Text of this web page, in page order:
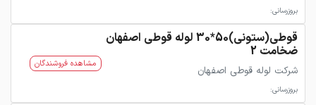
بروزرسانی:
قوطی(ستونی)50*30 لوله قوطی اصفهان
ضخامت 2
شرکت لوله قوطی اصفهان
بروزرسانی:
مشاهده فروشندگان